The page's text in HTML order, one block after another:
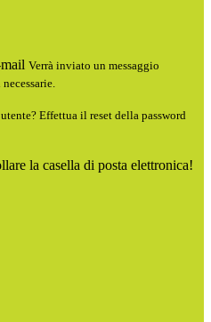
Verrà inviato un messaggio
Effettua il reset della password
la casella di posta elettronica!